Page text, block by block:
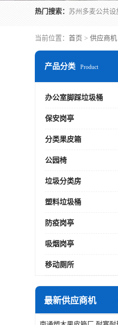
热门搜索：
当前位置： 首页 > 供应商机
产品分类 Product
办公室脚踩垃圾桶
保安岗亭
分类果皮箱
公园椅
垃圾分类房
塑料垃圾桶
防疫岗亭
吸烟岗亭
移动厕所
最新供应商机